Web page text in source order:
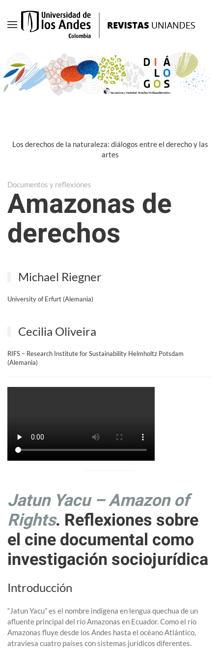
Ir
principal
Los derechos de la naturaleza: diálogos entre el derecho y las
artes
Documentos y reflexiones
Amazonas de
derechos
Michael Riegner
University of Erfurt (Alemania)
Cecilia Oliveira
RIFS – Research Institute for Sustainability Helmholtz Potsdam
(Alemania)
Jatun Yacu – Amazon of
Rights. Reflexiones sobre
el cine documental como
investigación sociojurídica
Introducción
“Jatun Yacu” es el nombre indígena en lengua quechua de un
afluente principal del río Amazonas en Ecuador. Como el río
Amazonas fluye desde los Andes hasta el océano Atlántico,
atraviesa cuatro países con sistemas jurídicos diferentes.